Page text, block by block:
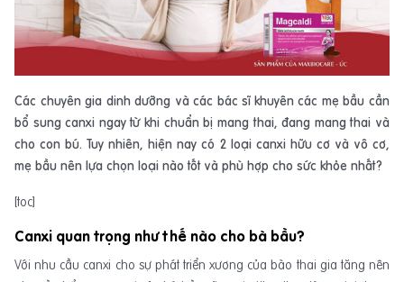
Các chuyên gia dinh dưỡng và các bác sĩ khuyên các mẹ bầu cần
bổ sung canxi ngay từ khi chuẩn bị mang thai, đang mang thai và
cho con bú. Tuy nhiên, hiện nay có 2 loại canxi hữu cơ và vô cơ,
mẹ bầu nên lựa chọn loại nào tốt và phù hợp cho sức khỏe nhất?
[toc]
Canxi quan trọng như thế nào cho bà bầu?
Với nhu cầu canxi cho sự phát triển xương của bào thai gia tăng nên